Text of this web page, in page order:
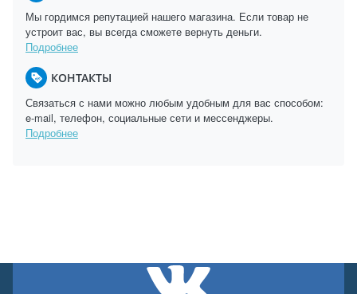
Мы гордимся репутацией нашего магазина. Если товар не
устроит вас, вы всегда сможете вернуть деньги.
Подробнее
КОНТАКТЫ
Связаться с нами можно любым удобным для вас способом:
e-mail, телефон, социальные сети и мессенджеры.
Подробнее